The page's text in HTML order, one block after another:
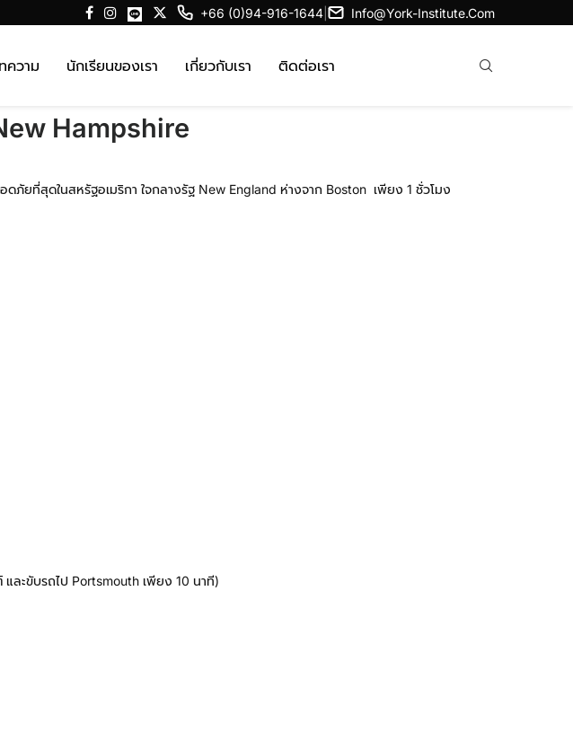
+66 (0)94-916-1644 Info@york-Institute.com
ความ นักเรียนของเรา เกี่ยวกับเรา ติดต่อเรา
Hampshire
ยที่สุดในสหรัฐอเมริกา ใจกลางรัฐ New England ห่างจาก Boston เพียง 1 ชั่วโมง
ละขับรถไป Portsmouth เพียง 10 นาที)